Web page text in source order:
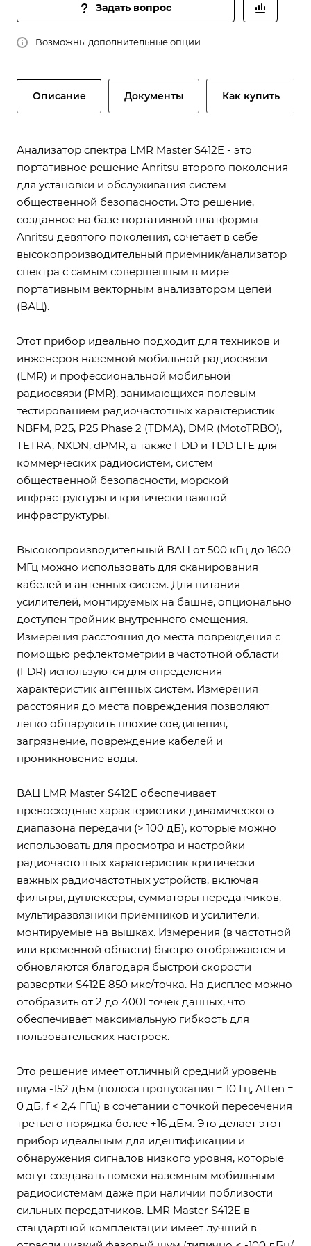
Задать вопрос
Возможны дополнительные опции
Описание Документы Как купить
Анализатор спектра LMR Master S412E - это
портативное решение Anritsu второго поколения
для установки и обслуживания систем
общественной безопасности. Это решение,
созданное на базе портативной платформы
Anritsu девятого поколения, сочетает в себе
высокопроизводительный приемник/анализатор
спектра с самым совершенным в мире
портативным векторным анализатором цепей
(ВАЦ).
Этот прибор идеально подходит для техников и
инженеров наземной мобильной радиосвязи
(LMR) и профессиональной мобильной
радиосвязи (PMR), занимающихся полевым
тестированием радиочастотных характеристик
NBFM, P25, P25 Phase 2 (TDMA), DMR (MotoTRBO),
TETRA, NXDN, dPMR, а также FDD и TDD LTE для
коммерческих радиосистем, систем
общественной безопасности, морской
инфраструктуры и критически важной
инфраструктуры.
Высокопроизводительный ВАЦ от 500 кГц до 1600
МГц можно использовать для сканирования
кабелей и антенных систем. Для питания
усилителей, монтируемых на башне, опционально
доступен тройник внутреннего смещения.
Измерения расстояния до места повреждения с
помощью рефлектометрии в частотной области
(FDR) используются для определения
характеристик антенных систем. Измерения
расстояния до места повреждения позволяют
легко обнаружить плохие соединения,
загрязнение, повреждение кабелей и
проникновение воды.
ВАЦ LMR Master S412E обеспечивает
превосходные характеристики динамического
диапазона передачи (> 100 дБ), которые можно
использовать для просмотра и настройки
радиочастотных характеристик критически
важных радиочастотных устройств, включая
фильтры, дуплексеры, сумматоры передатчиков,
мультиразвязники приемников и усилители,
монтируемые на вышках. Измерения (в частотной
или временной области) быстро отображаются и
обновляются благодаря быстрой скорости
развертки S412E 850 мкс/точка. На дисплее можно
отобразить от 2 до 4001 точек данных, что
обеспечивает максимальную гибкость для
пользовательских настроек.
Это решение имеет отличный средний уровень
шума -152 дБм (полоса пропускания = 10 Гц, Atten =
0 дБ, f < 2,4 ГГц) в сочетании с точкой пересечения
третьего порядка более +16 дБм. Это делает этот
прибор идеальным для идентификации и
обнаружения сигналов низкого уровня, которые
могут создавать помехи наземным мобильным
радиосистемам даже при наличии поблизости
сильных передатчиков. LMR Master S412E в
стандартной комплектации имеет лучший в